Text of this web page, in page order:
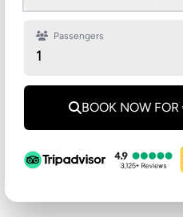
Passengers
1
BOOK NOW FOR